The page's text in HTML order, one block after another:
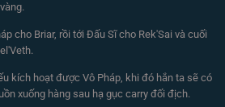
cho Briar, rồi tới Đấu Sĩ cho Rek'Sai và cuối
kích hoạt được Vô Pháp, khi đó hắn ta sẽ có
xuống hàng sau hạ gục carry đối địch.